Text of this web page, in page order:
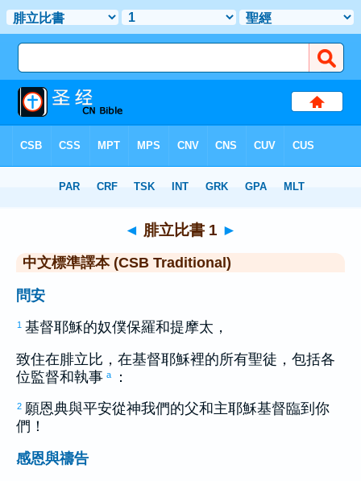
> 腓立比書 1
◄ 腓立比書 1 ►
中文標準譯本 (CSB Traditional)
問安
1 基督耶穌的奴僕保羅和提摩太 ，
致住在腓立比 ，在基督耶穌裡的所有聖徒，包括各
位監督和執事 a ：
2 願恩典與平安從神我們的父和主耶穌基督臨到你
們！
感恩與禱告